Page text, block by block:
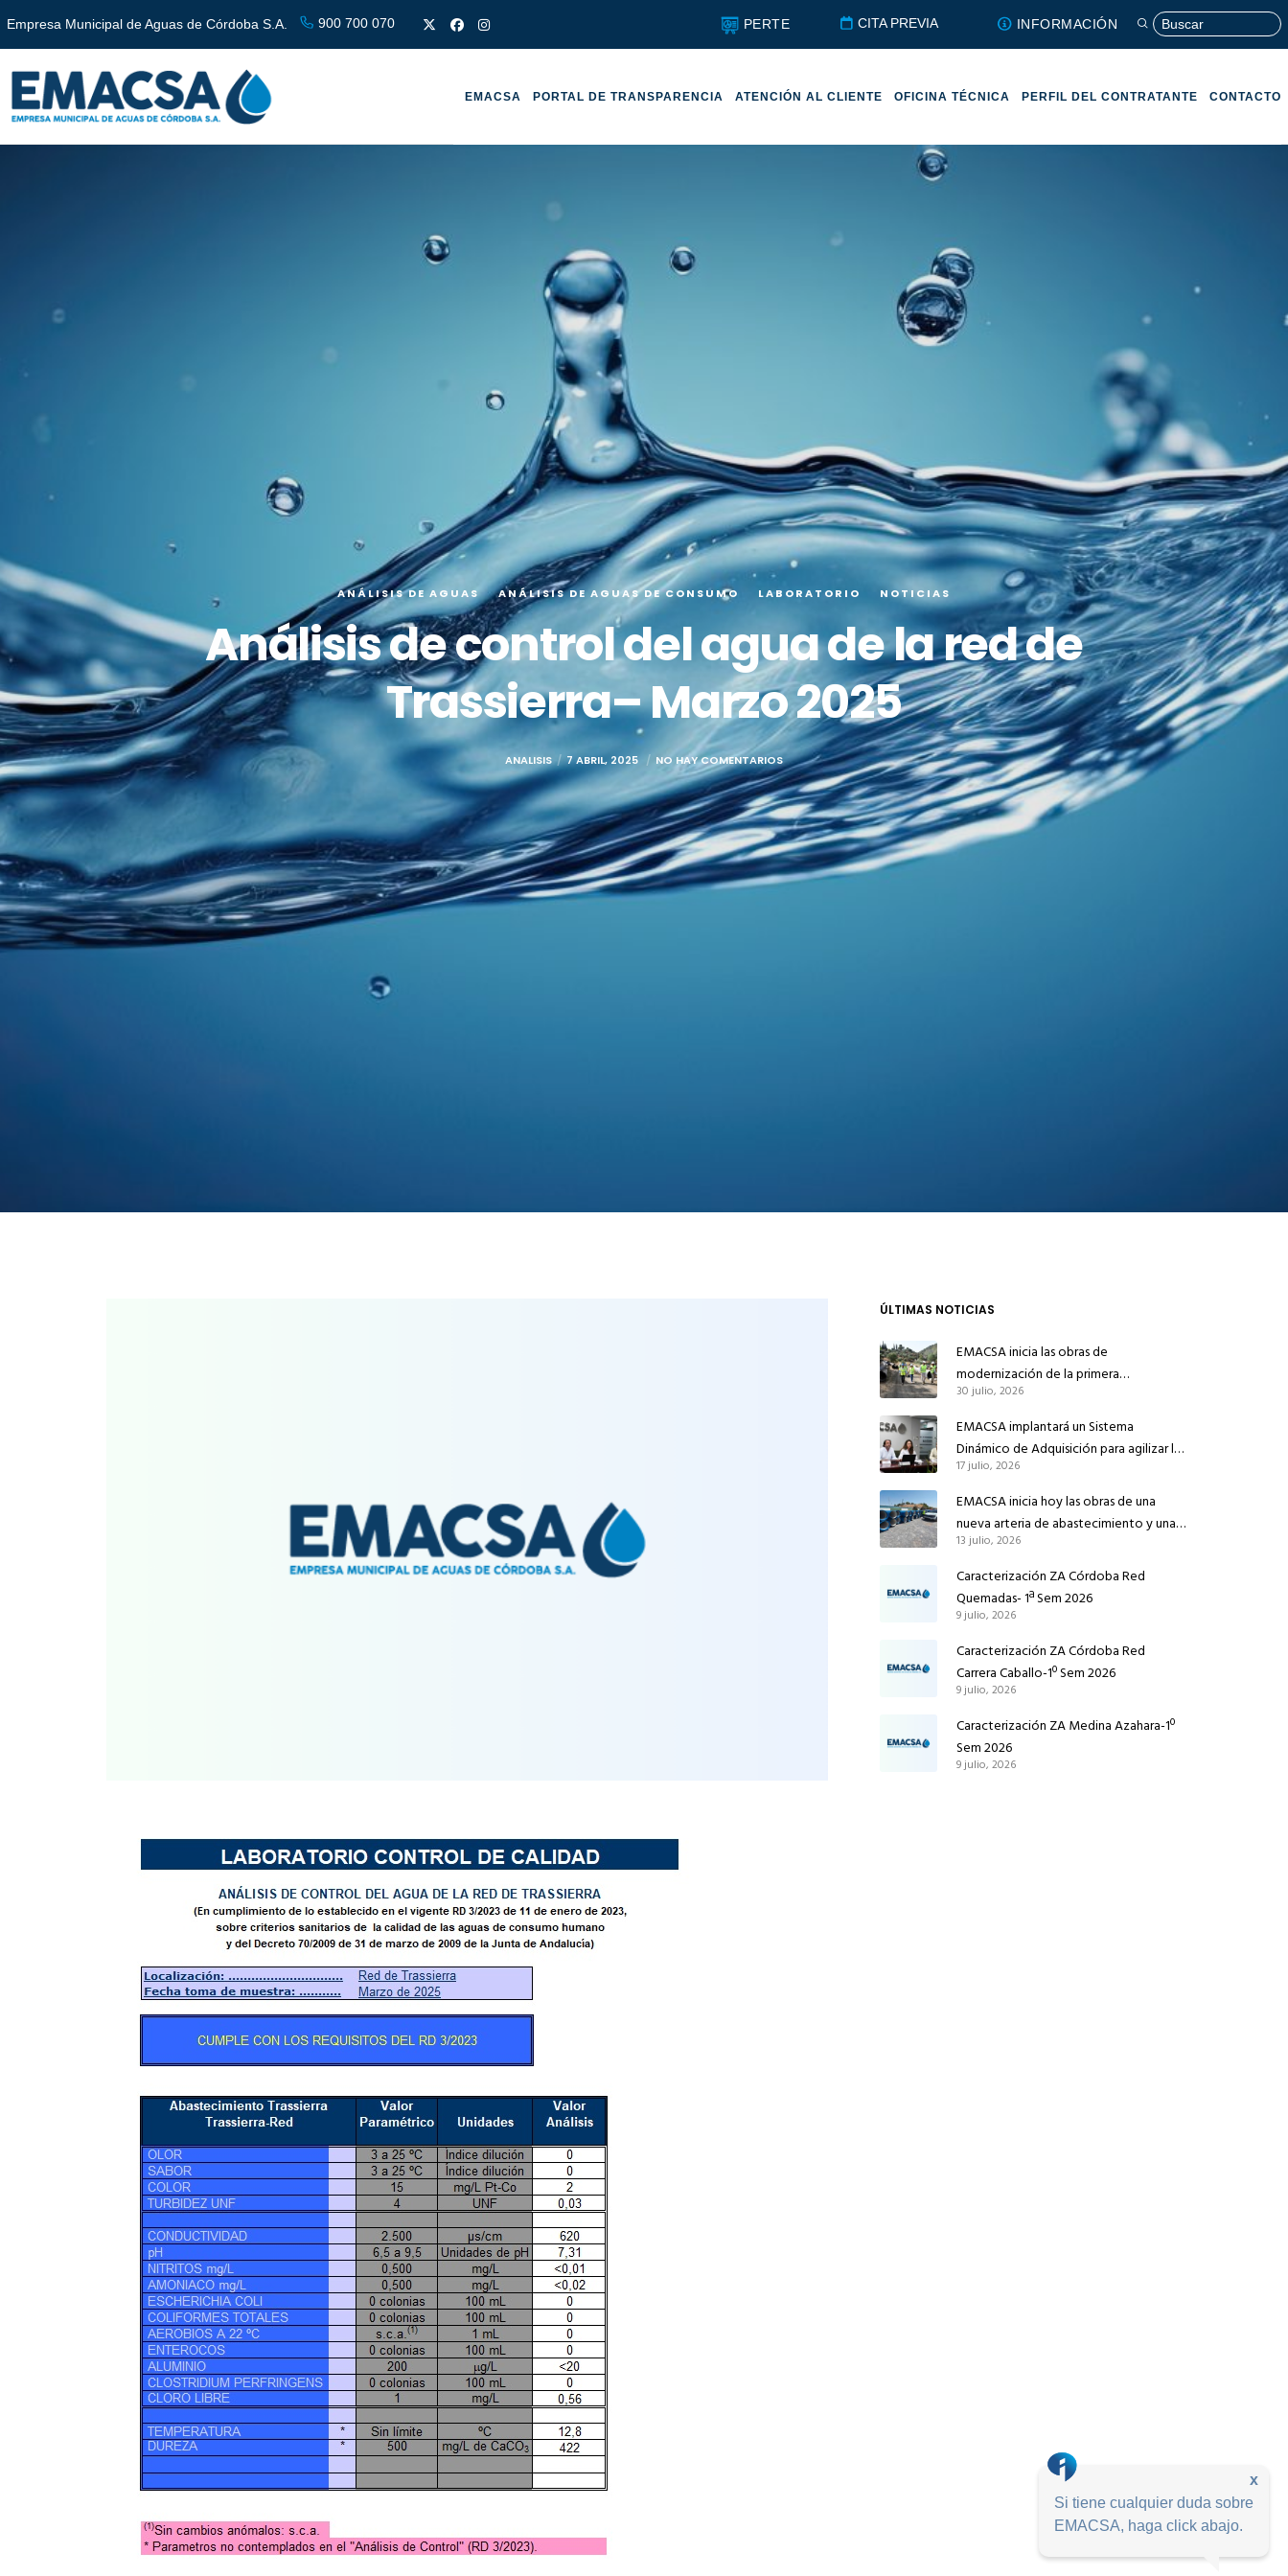
Empresa Municipal de Aguas de Córdoba S.A. 900 700 070 PERTE CITA PREVIA INFORMACIÓN
EMACSA PORTAL DE TRANSPARENCIA ATENCIÓN AL CLIENTE OFICINA TÉCNICA PERFIL DEL CONTRATANTE CONTACTO
ANÁLISIS DE AGUAS ANÁLISIS DE AGUAS DE CONSUMO LABORATORIO NOTICIAS
Análisis de control del agua de la red de
Trassierra– Marzo 2025
ANALISIS 7 ABRIL, 2025 NO HAY COMENTARIOS
ÚLTIMAS NOTICIAS
EMACSA inicia las obras de
modernización de la primera
conducción de abastecimiento para
reforzar el suministro de agua de
Córdoba
30 julio, 2026
EMACSA implantará un Sistema
Dinámico de Adquisición para agilizar la
contratación de obras en sus redes e
instalaciones
17 julio, 2026
EMACSA inicia hoy las obras de una
nueva arteria de abastecimiento y una
red de agua no potable en Ingeniero
Ruiz de Azúa
13 julio, 2026
Caracterización ZA Córdoba Red
Quemadas- 1ª Sem 2026
9 julio, 2026
Caracterización ZA Córdoba Red
Carrera Caballo-1º Sem 2026
9 julio, 2026
Caracterización ZA Medina Azahara-1º
Sem 2026
9 julio, 2026
x
Si tiene cualquier duda sobre
EMACSA, haga click abajo.